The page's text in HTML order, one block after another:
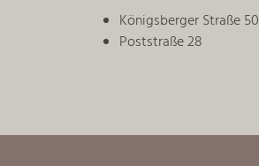
Königsberger Straße 50
Poststraße 28